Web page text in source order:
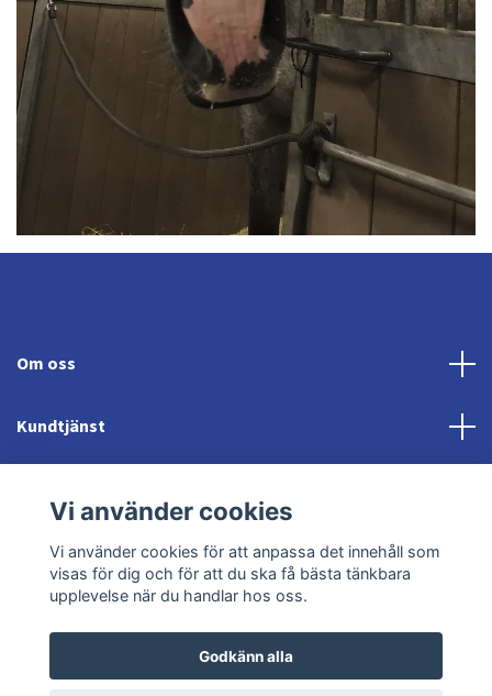
Om oss
Kundtjänst
Sociala medier
Vi använder cookies
Vi använder cookies för att anpassa det innehåll som
visas för dig och för att du ska få bästa tänkbara
upplevelse när du handlar hos oss.
Godkänn alla